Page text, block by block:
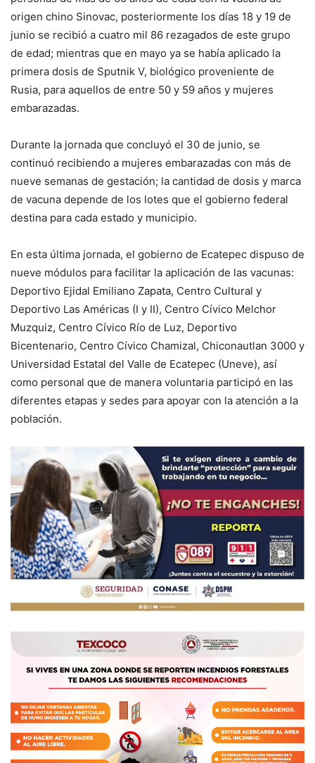
origen chino Sinovac, posteriormente los días 18 y 19 de
junio se recibió a cuatro mil 86 rezagados de este grupo
de edad; mientras que en mayo ya se había aplicado la
primera dosis de Sputnik V, biológico proveniente de
Rusia, para aquellos de entre 50 y 59 años y mujeres
embarazadas.
Durante la jornada que concluyó el 30 de junio, se
continuó recibiendo a mujeres embarazadas con más de
nueve semanas de gestación; la cantidad de dosis y marca
de vacuna depende de los lotes que el gobierno federal
destina para cada estado y municipio.
En esta última jornada, el gobierno de Ecatepec dispuso de
nueve módulos para facilitar la aplicación de las vacunas:
Deportivo Ejidal Emiliano Zapata, Centro Cultural y
Deportivo Las Américas (I y II), Centro Cívico Melchor
Muzquiz, Centro Cívico Río de Luz, Deportivo
Bicentenario, Centro Cívico Chamizal, Chiconautlan 3000 y
Universidad Estatal del Valle de Ecatepec (Uneve), así
como personal que de manera voluntaria participó en las
diferentes etapas y sedes para apoyar con la atención a la
población.